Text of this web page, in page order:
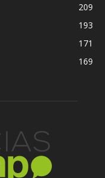
209
193
171
169